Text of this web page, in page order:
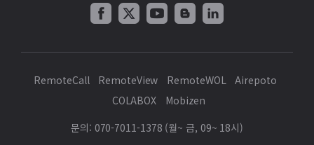
RemoteCall RemoteView RemoteWOL
Airepoto
COLABOX
Mobizen
문의: 070-7011-1378 (월~ 금, 09~ 18시)